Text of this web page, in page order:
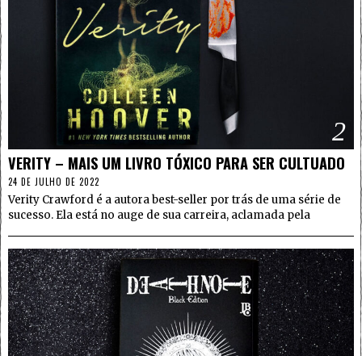
2
VERITY – MAIS UM LIVRO TÓXICO PARA SER CULTUADO
24 DE JULHO DE 2022
Verity Crawford é a autora best-seller por trás de uma série de
sucesso. Ela está no auge de sua carreira, aclamada pela